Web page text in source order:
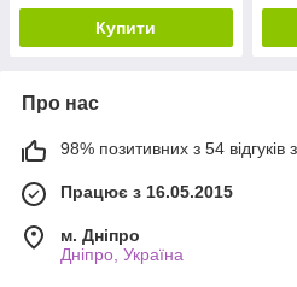
Купити
Про нас
98% позитивних з 54 відгуків
Працює з 16.05.2015
м. Дніпро
Дніпро, Україна